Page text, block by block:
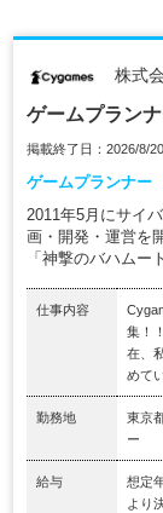
株式
ゲームプラン
掲載終了日：2026/8/20
ゲームプランナ
2011年5月にサイ
画・開発・運営を
「神撃のバハム
仕事内容
集！
在、
めて
勤務地
東京
ー
給与
想定
より